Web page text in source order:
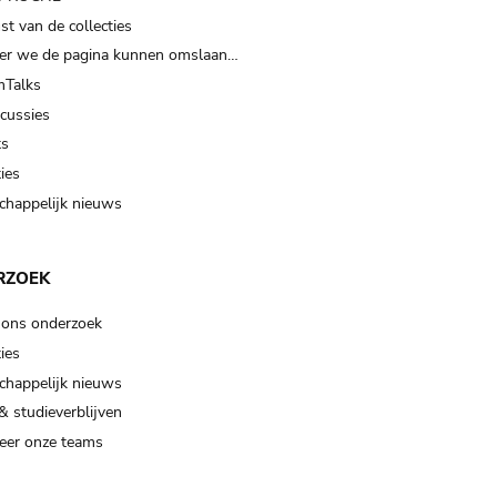
van de collecties
we de pagina kunnen omslaan…
nieuws
onderzoek
nieuws
studieverblijven
onze teams